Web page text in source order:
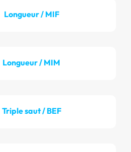
Longueur / MIF
Longueur / MIM
Triple saut / BEF